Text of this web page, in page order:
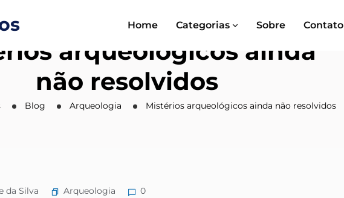
Home Categorias Sobre Contato
arqueológicos ainda
não resolvidos
Blog Arqueologia Mistérios arqueológicos ainda não resolvidos
da Silva Arqueologia 0